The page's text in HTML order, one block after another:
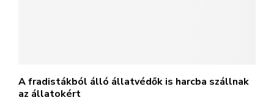
A fradistákból álló állatvédők is harcba szállnak
az állatokért